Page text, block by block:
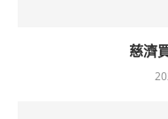
慈濟